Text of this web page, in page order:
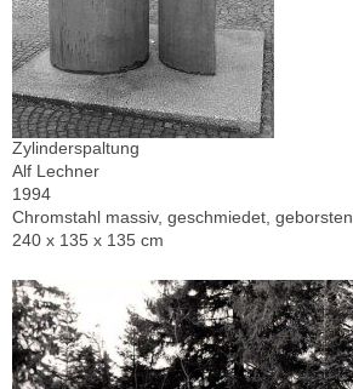
Zylinderspaltung
Alf Lechner
1994
Chromstahl massiv, geschmiedet, geborsten
240 x 135 x 135 cm